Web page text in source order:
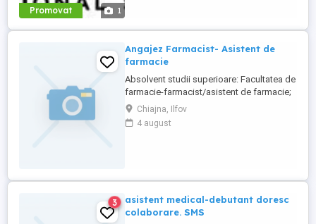
Promovat 1
Angajez Farmacist- Asistent de
farmacie
Absolvent studii superioare: Facultatea de
farmacie-farmacist/asistent de farmacie;
Certificat de membru al Colegiului
Farmacistilor, vizat pe anul 2022; Sa detii
bune abilitati de comunicare si relationare;
Chiajna, Ilfov
4 august
3
asistent medical-debutant doresc
colaborare. SMS